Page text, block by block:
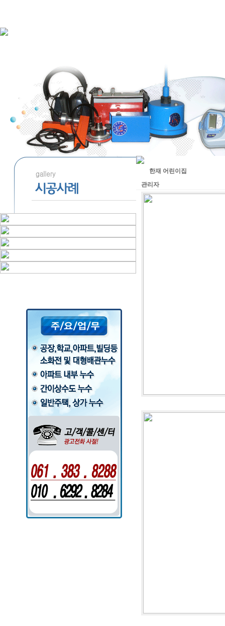
한재 어린이집
관리자